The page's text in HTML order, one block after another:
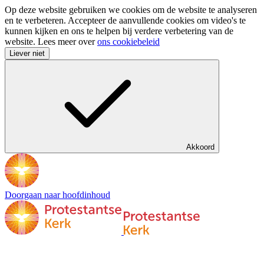
Op deze website gebruiken we cookies om de website te analyseren
en te verbeteren. Accepteer de aanvullende cookies om video's te
kunnen kijken en ons te helpen bij verdere verbetering van de
website. Lees meer overons cookiebeleid
Liever niet
Akkoord
Doorgaan naar hoofdinhoud